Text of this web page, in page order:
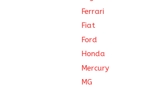
Ferrari
Fiat
Ford
Honda
Mercury
MG